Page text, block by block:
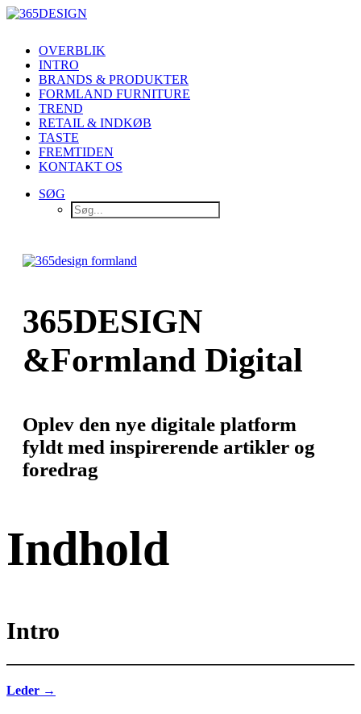
OVERBLIK
INTRO
BRANDS & PRODUKTER
FORMLAND FURNITURE
TREND
RETAIL & INDKØB
TASTE
FREMTIDEN
KONTAKT OS
SØG
365DESIGN
&Formland Digital
Oplev den nye digitale platform
fyldt med inspirerende artikler og
foredrag
Indhold
Intro
Leder →